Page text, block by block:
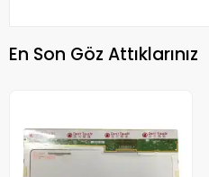
En Son Göz Attıklarınız